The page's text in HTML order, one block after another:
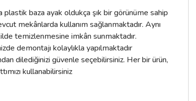
baza ayak oldukça şık bir görünüme sahip
mekânlarda kullanım sağlanmaktadır. Aynı
temizlenmesine imkân sunmaktadır.
demontajı kolaylıkla yapılmaktadır
dilediğinizi güvenle seçebilirsiniz. Her bir ürün,
kullanabilirsiniz